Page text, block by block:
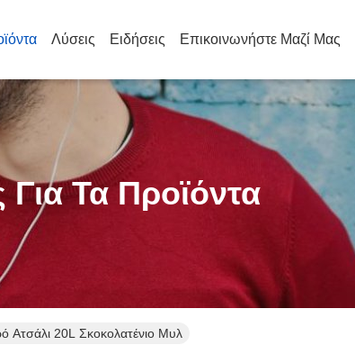
Λύσεις Ειδήσεις Επικοινωνήστε Μαζί Μας
Για Τα Προϊόντα
Ατσάλι 20L Σκοκολατένιο Μυλ